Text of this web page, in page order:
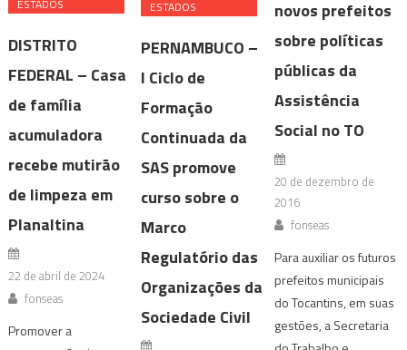
ESTADOS
DISTRITO
FEDERAL – Casa
de família
acumuladora
recebe mutirão
de limpeza em
Planaltina
22 de abril de 2024
fonseas
Promover a
ESTADOS
PERNAMBUCO –
I Ciclo de
Formação
Continuada da
SAS promove
curso sobre o
Marco
Regulatório das
Organizações da
Sociedade Civil
novos prefeitos
sobre políticas
públicas da
Assistência
Social no TO
20 de dezembro de
2016
fonseas
Para auxiliar os futuros
prefeitos municipais
do Tocantins, em suas
gestões, a Secretaria